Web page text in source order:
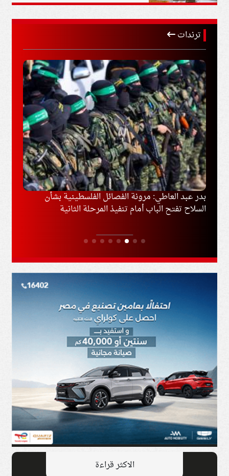
ترندات
بدر عبد العاطي: مرونة الفصائل الفلسطينية بشأن
السلاح تفتح الباب أمام تنفيذ المرحلة الثانية
الاكثر قراءة